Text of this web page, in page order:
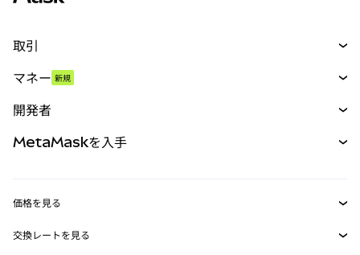
取引
パーペチュアル
RWA
マネー 新規
開発者
MetaMask Connect
MetaMaskを入手
価格を見る
イーサリアムの価格
交換レートを見る